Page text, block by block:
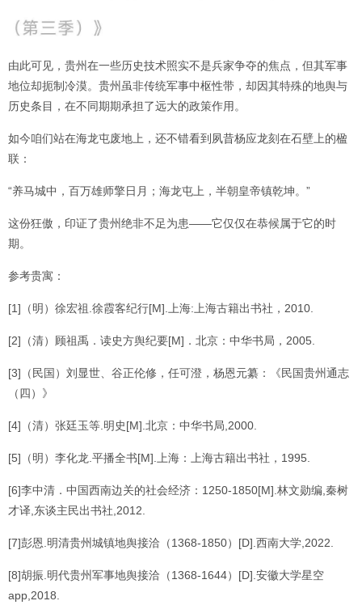
由此可见，贵州在一些历史技术照实不是兵家争夺的焦点，但其军事
地位却扼制冷漠。贵州虽非传统军事中枢性带，却因其特殊的地舆与
历史条目，在不同期期承担了远大的政策作用。
如今咱们站在海龙屯废地上，还不错看到夙昔杨应龙刻在石壁上的楹
联：
“养马城中，百万雄师擎日月；海龙屯上，半朝皇帝镇乾坤。”
这份狂傲，印证了贵州绝非不足为患——它仅仅在恭候属于它的时
期。
参考贵寓：
[1]（明）徐宏祖.徐霞客纪行[M].上海:上海古籍出书社，2010.
[2]（清）顾祖禹．读史方舆纪要[M]．北京：中华书局，2005.
[3]（民国）刘显世、谷正伦修，任可澄，杨恩元纂：《民国贵州通志
（四）》
[4]（清）张廷玉等.明史[M].北京：中华书局,2000.
[5]（明）李化龙.平播全书[M].上海：上海古籍出书社，1995.
[6]李中清．中国西南边关的社会经济：1250-1850[M].林文勋编,秦树
才译,东谈主民出书社,2012.
[7]彭恩.明清贵州城镇地舆接洽（1368-1850）[D].西南大学,2022.
[8]胡振.明代贵州军事地舆接洽（1368-1644）[D].安徽大学星空
app,2018.